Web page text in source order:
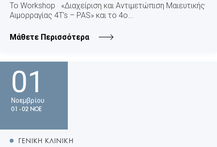
Το Workshop «Διαχείριση και Αντιμετώπιση Μαιευτικής
Αιμορραγίας 4T’s – PAS» και το 4ο...
Μάθετε Περισσότερα
01
Νοεμβρίου
01 - 02 ΝΟΕ
ΓΕΝΙΚΗ ΚΛΙΝΙΚΗ